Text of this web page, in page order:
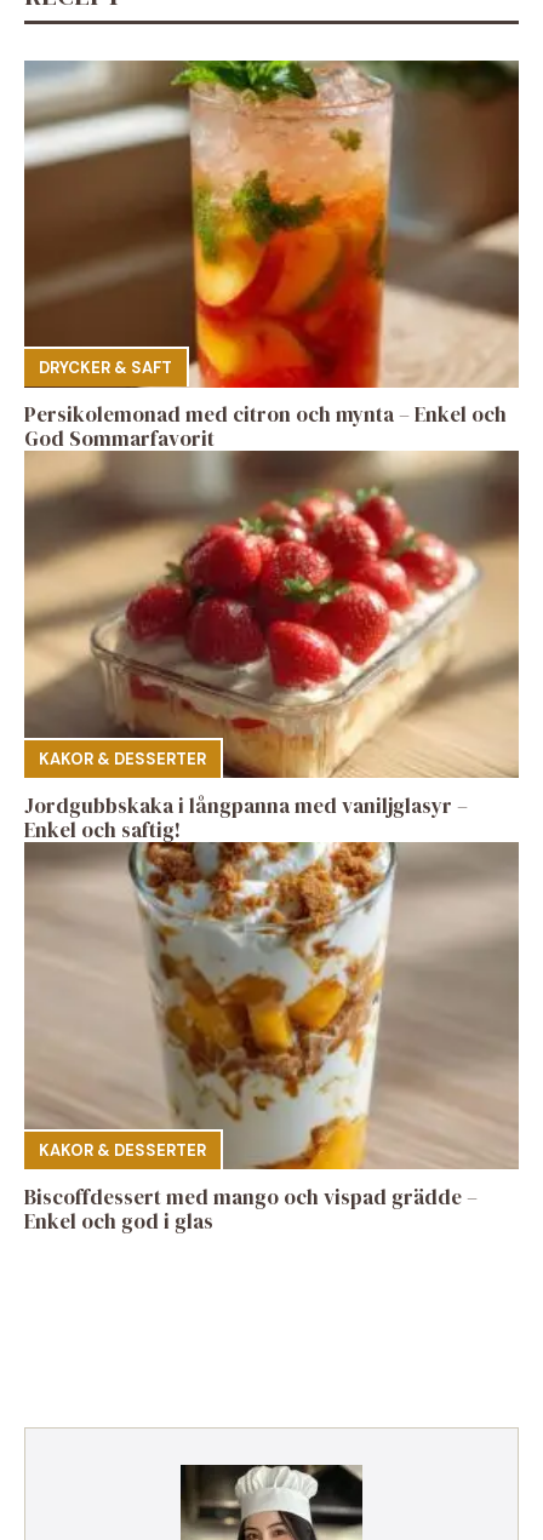
DRYCKER & SAFT
Persikolemonad med citron och mynta – Enkel och
God Sommarfavorit
KAKOR & DESSERTER
Jordgubbskaka i långpanna med vaniljglasyr –
Enkel och saftig!
KAKOR & DESSERTER
Biscoffdessert med mango och vispad grädde –
Enkel och god i glas